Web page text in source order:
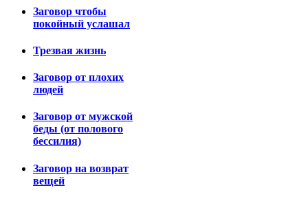
Заговор чтобы
покойный услашал
Трезвая жизнь
Заговор от плохих
людей
Заговор от мужской
беды (от полового
бессилия)
Заговор на возврат
вещей